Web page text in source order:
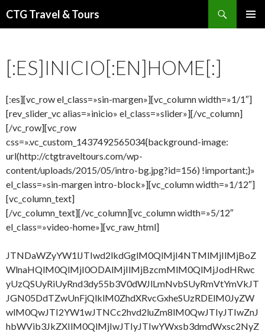
CTG Travel & Tours
[:ES]INICIO[:EN]HOME[:]
[:es][vc_row el_class=»sin-margen»][vc_column width=»1/1″]
[rev_slider_vc alias=»inicio» el_class=»slider»][/vc_column]
[/vc_row][vc_row
css=».vc_custom_1437492565034{background-image:
url(http://ctgtraveltours.com/wp-
content/uploads/2015/05/intro-bg.jpg?id=156) !important;}»
el_class=»sin-margen intro-block»][vc_column width=»1/12″]
[vc_column_text]
[/vc_column_text][/vc_column][vc_column width=»5/12″
el_class=»video-home»][vc_raw_html]
JTNDaWZyYW1lJTIwd2lkdGglM0QlMjI4NTMlMjIlMjBoZ
WlnaHQlM0QlMjI0ODAlMjIlMjBzcmMlM0QlMjJodHRwc
yUzQSUyRiUyRnd3dy55b3V0dWJlLmNvbSUyRmVtYmVkJT
JGN05DdTZwUnFjQlklM0ZhdXRvcGxheSUzRDElM0JyZW
wlM0QwJTI2YW1wJTNCc2hvd2luZm8lM0QwJTIyJTIwZnJ
hbWVib3JkZXIlM0QlMjIwJTIyJTIwYWxsb3dmdWxsc2NyZ